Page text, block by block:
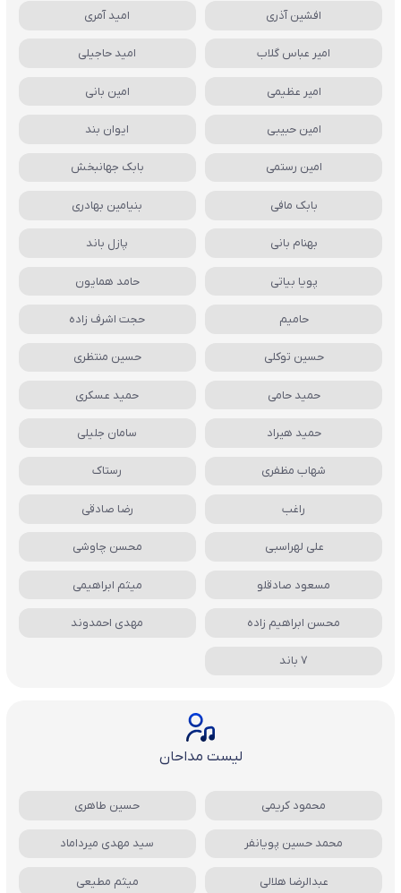
افشین آذری امید آمری
امیر عباس گلاب امید حاجیلی
امیر عظیمی امین بانی
امین حبیبی ایوان بند
امین رستمی بابک جهانبخش
بابک مافی بنیامین بهادری
بهنام بانی پازل باند
پویا بیاتی حامد همایون
حامیم حجت اشرف زاده
حسین توکلی حسین منتظری
حمید حامی حمید عسکری
حمید هیراد سامان جلیلی
شهاب مظفری رستاک
راغب رضا صادقی
علی لهراسبی محسن چاوشی
مسعود صادقلو میثم ابراهیمی
محسن ابراهیم زاده مهدی احمدوند
7 باند
لیست مداحان
محمود کریمی حسین طاهری
محمد حسین پویانفر سید مهدی میرداماد
عبدالرضا هلالی میثم مطیعی